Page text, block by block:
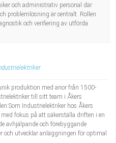
och administrativ personal där
problemlösning är centralt. Rollen
och verifiering av utförda
produktion med anor från 1500-
till sitt team i Åkers
Industrielektriker hos Åkers
fokus på att säkerställa driften i en
avhjälpande och förebyggande
och utvecklar anläggningen för optimal